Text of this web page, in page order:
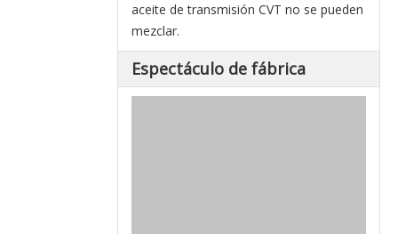
aceite de transmisión CVT no se pueden
mezclar.
Espectáculo de fábrica